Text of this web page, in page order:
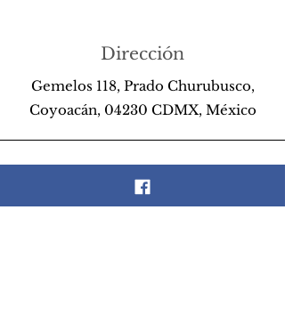
Dirección
Gemelos 118, Prado Churubusco,
Coyoacán, 04230 CDMX, México
Teléfono